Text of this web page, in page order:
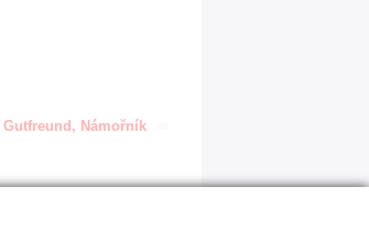
Gutfreund, Námořník